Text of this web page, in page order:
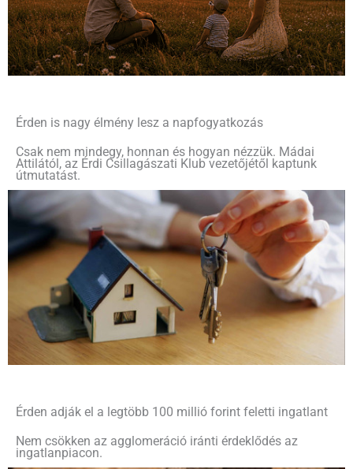
Érden is nagy élmény lesz a napfogyatkozás
Csak nem mindegy, honnan és hogyan nézzük. Mádai
Attilától, az Érdi Csillagászati Klub vezetőjétől kaptunk
útmutatást.
Érden adják el a legtöbb 100 millió forint feletti ingatlant
Nem csökken az agglomeráció iránti érdeklődés az
ingatlanpiacon.